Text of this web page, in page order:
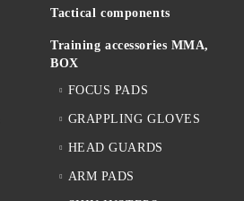
Tactical components
Training accessories MMA,
BOX
FOCUS PADS
GRAPPLING GLOVES
HEAD GUARDS
ARM PADS